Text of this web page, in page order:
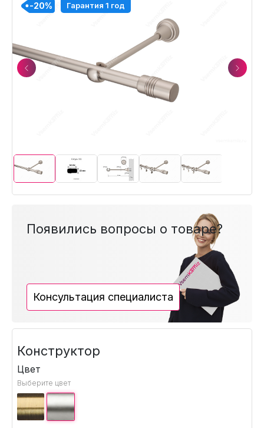
Previous
-20% Гарантия 1 год
-20%
-20%
-20%
-20%
-20%
-20%
-20%
-20%
Next
Появились вопросы о товаре?
Консультация специалиста
Конструктор
Цвет
Выберите цвет